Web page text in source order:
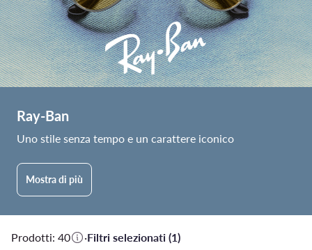
Ray-Ban
Uno stile senza tempo e un carattere iconico
Mostra di più
Prodotti: 40 ·Filtri selezionati (1)